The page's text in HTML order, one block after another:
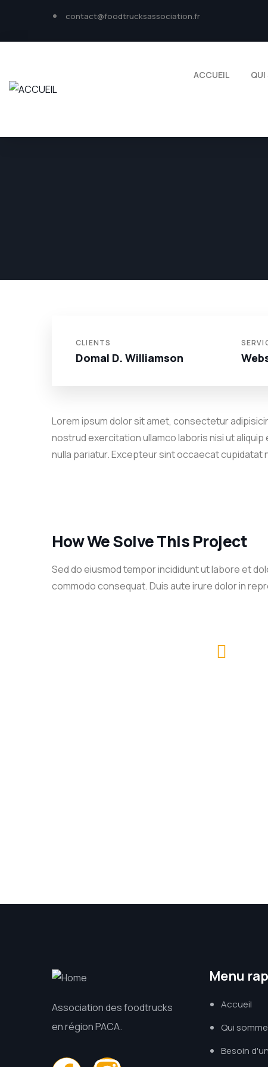
contact@foodtrucksassociation.fr
ACCUEIL QUI
CLIENTS
Domal D. Williamson
Lorem ipsum dolor sit amet, consectetur
nostrud exercitation ullamco laboris nisi ut
nulla pariatur. Excepteur sint occaecat cupidatat
How We Solve This Project
Sed do eiusmod tempor incididunt ut labore et
commodo consequat. Duis aute irure dolor in
Association des foodtrucks
en région PACA.
Menu
Accueil
Qui
Besoin